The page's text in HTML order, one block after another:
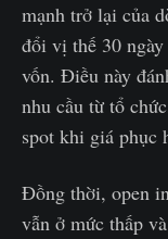
mạnh trở lại của
đổi vị thế 30
vốn. Điều này
nhu cầu từ tổ
spot khi giá phục
Đồng thời, open
vẫn ở mức thấp